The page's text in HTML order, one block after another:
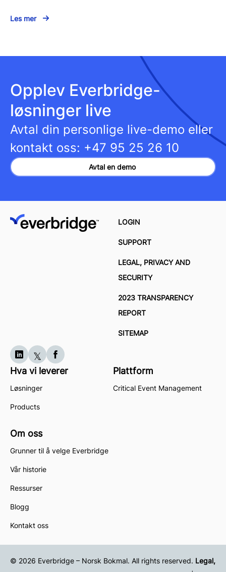
Les mer
Opplev Everbridge-
løsninger live
Avtal din personlige live-demo eller
kontakt oss: +47 95 25 26 10
Avtal en demo
LOGIN
SUPPORT
LEGAL, PRIVACY AND
SECURITY
2023 TRANSPARENCY
REPORT
SITEMAP
Hva vi leverer
Løsninger
Products
Plattform
Critical Event Management
Om oss
Grunner til å velge Everbridge
Vår historie
Ressurser
Blogg
Kontakt oss
© 2026 Everbridge – Norsk Bokmal. All rights reserved. Legal,